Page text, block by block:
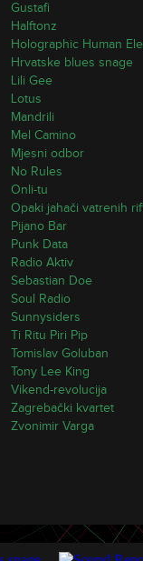
Gustafi
Halftonz
Holographic Human
Hrvatske blues snage
Lili Gee
Lotus
Mandrili
Mel Camino
Mjesni odbor
No Rules
Onli-tu
Opaki jahači vatrenih
Pijano Bar
Punk Data
Radio Aktiv
Sebastian Doe
Soul Radio
Sunnysiders
Ti Ritu Piri Pip
Tomislav Goluban
Tony Lee King
Vikend-revolucija
Zagrebački kvartet
Zvonimir Varga